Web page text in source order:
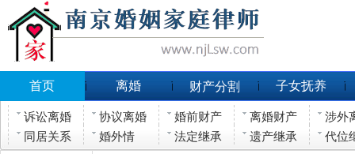
首页 离婚 财产分割 子女抚养
诉讼离婚 协议离婚 婚前财产 离婚财产
涉外
同居关系
婚外情 法定继承 遗产继承 代位